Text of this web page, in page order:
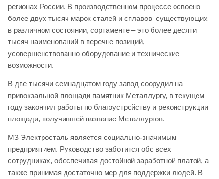
регионах России. В производственном процессе освоено
более двух тысяч марок сталей и сплавов, существующих
в различном состоянии, сортаменте – это более десяти
тысяч наименований в перечне позиций,
усовершенствованно оборудование и технические
возможности.
В две тысячи семнадцатом году завод соорудил на
привокзальной площади памятник Металлургу, в текущем
году закончил работы по благоустройству и реконструкции
площади, получившей название Металлургов.
МЗ Электросталь является социально-значимым
предприятием. Руководство заботится обо всех
сотрудниках, обеспечивая достойной заработной платой, а
также принимая достаточно мер для поддержки людей. В